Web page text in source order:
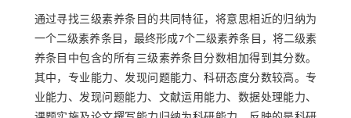
通过寻找三级素养条目的共同特征，将意思相近的归纳为
一个二级素养条目，最终形成7个二级素养条目，将二级素
养条目中包含的所有三级素养条目分数相加得到其分数。
其中，专业能力、发现问题能力、科研态度分数较高。专
业能力、发现问题能力、文献运用能力、数据处理能力、